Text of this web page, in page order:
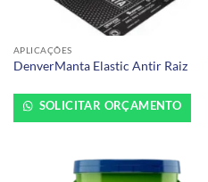
APLICAÇÕES
DenverManta Elastic Antir Raiz
SOLICITAR ORÇAMENTO